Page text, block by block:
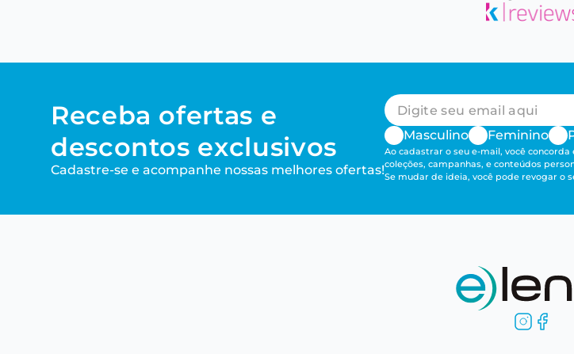
Receba ofertas e
descontos exclusivos
Cadastre-se e acompanhe nossas melhores ofertas!
Masculino
Feminino
Ao cadastrar o seu e-mail, você
coleções, campanhas, e conteúdos
Se mudar de ideia, você pode revogar o